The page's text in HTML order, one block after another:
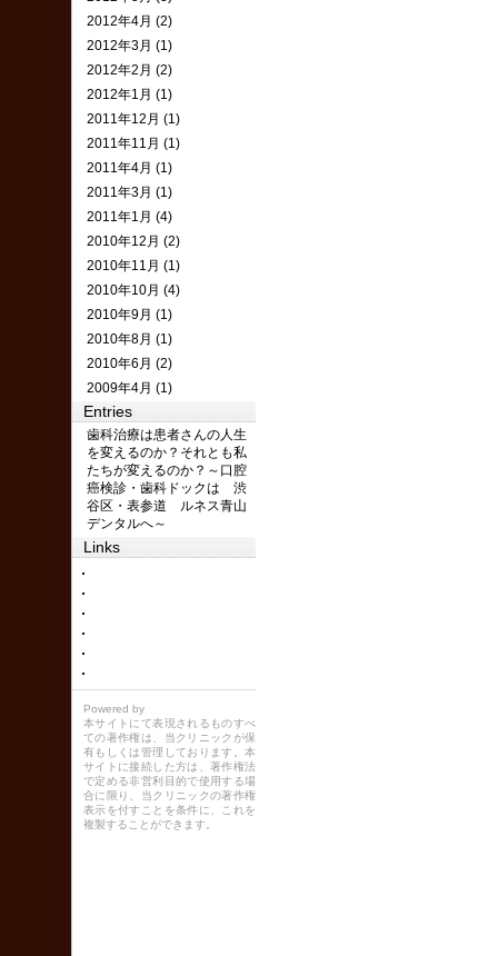
2012年4月 (2)
2012年3月 (1)
2012年2月 (2)
2012年1月 (1)
2011年12月 (1)
2011年11月 (1)
2011年4月 (1)
2011年3月 (1)
2011年1月 (4)
2010年12月 (2)
2010年11月 (1)
2010年10月 (4)
2010年9月 (1)
2010年8月 (1)
2010年6月 (2)
2009年4月 (1)
Entries
歯科治療は患者さんの人生
を変えるのか？それとも私
たちが変えるのか？～口腔
癌検診・歯科ドックは 渋
谷区・表参道 ルネス青山
デンタルへ～
Links
Powered by
本サイトにて表現されるものすべ
ての著作権は、当クリニックが保
有もしくは管理しております。本
サイトに接続した方は、著作権法
で定める非営利目的で使用する場
合に限り、当クリニックの著作権
表示を付すことを条件に、これを
複製することができます。